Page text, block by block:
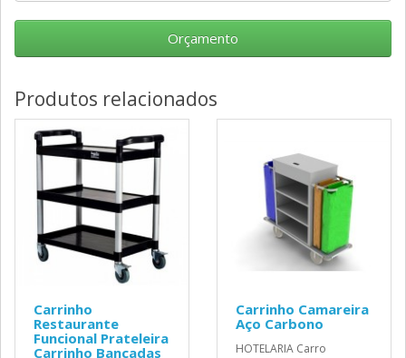
Orçamento
Produtos relacionados
Carrinho
Restaurante
Funcional Prateleira
Carrinho Bancadas
​Carrinho Camareira
Aço Carbono
HOTELARIA Carro